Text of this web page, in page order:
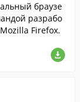
браузе
разрабо
Firefox.